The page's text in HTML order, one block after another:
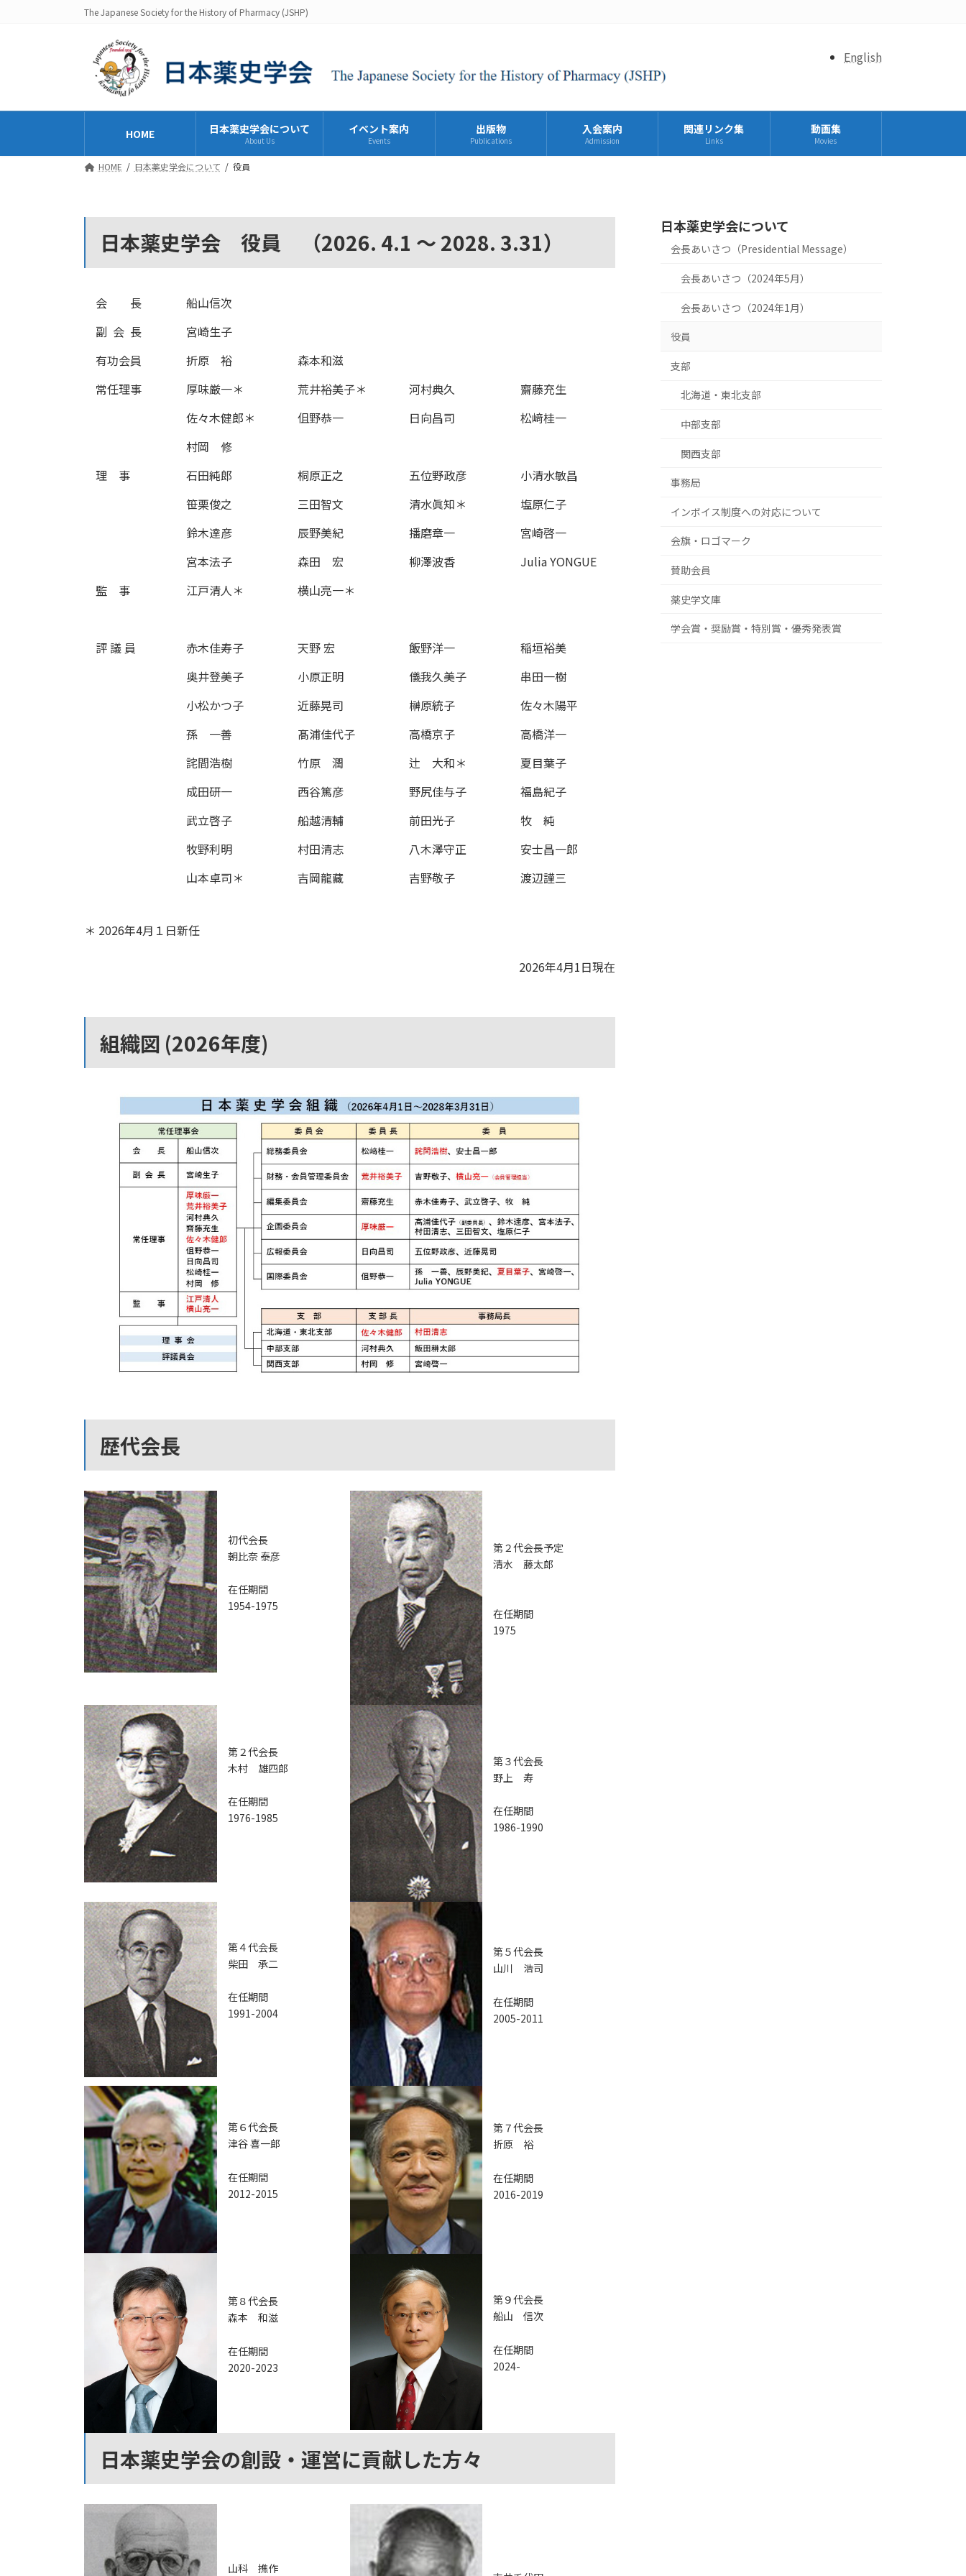
ス
ン
The Japanese Society for the History of Pharmacy (JSHP)
English
HOME 日本薬史学会について
About Us
イベント案内
Events
出版物
Publications
入会案内
Admission
関連リンク集
Links
動画集
Movies
HOME 日本薬史学会について 役員
日本薬史学会 役員 （2026. 4.1 ～ 2028. 3.31）
会 長
船山信次
副 会 長
宮崎生子
有功会員
折原 裕
森本和滋
常任理事
厚味厳一＊ 荒井裕美子＊ 河村典久
齋藤充生
佐々木健郎＊
伹野恭一 日向昌司
松﨑桂一
村岡 修
理 事
石田純郎 桐原正之 五位野政彦
小清水敏昌
笹栗俊之
三田智文 清水眞知＊
塩原仁子
鈴木達彦
辰野美紀 播磨章一
宮崎啓一
宮本法子
森田 宏 柳澤波香
Julia YONGUE
監 事
江戸清人＊ 横山亮一＊
評 議 員 赤木佳寿子 天野 宏 飯野洋一
稲垣裕美
奥井登美子
小原正明 儀我久美子
串田一樹
小松かつ子
近藤晃司 榊原統子
佐々木陽平
孫 一善
髙浦佳代子 高橋京子
高橋洋一
詫間浩樹
竹原 潤 辻 大和＊
夏目葉子
成田研一
西谷篤彦 野尻佳与子
福島紀子
武立啓子
船越清輔 前田光子
牧 純
牧野利明
村田清志 八木澤守正
安士昌一郎
山本卓司＊
吉岡龍藏 吉野敬子 渡辺謹三
＊ 2026年4月１日新任
2026年4月1日現在
組織図 (2026年度)
歴代会長
初代会長
朝比奈 泰彦
在任期間
1954-1975
第２代会長予定
清水 藤太郎
在任期間
1975
第２代会長
木村 雄四郎
在任期間
1976-1985
第３代会長
野上 寿
在任期間
1986-1990
第４代会長
柴田 承二
在任期間
1991-2004
第５代会長
山川 浩司
在任期間
2005-2011
第６代会長
津谷 喜一郎
在任期間
2012-2015
第７代会長
折原 裕
在任期間
2016-2019
第８代会長
森本 和滋
在任期間
2020-2023
第９代会長
船山 信次
在任期間
2024-
日本薬史学会の創設・運営に貢献した方々
山科 撨作
日本薬史学会について
会長あいさつ（Presidential Message）
会長あいさつ（2024年5月）
会長あいさつ（2024年1月）
役員
支部
北海道・東北支部
中部支部
関西支部
事務局
インボイス制度への対応について
会旗・ロゴマーク
賛助会員
薬史学文庫
学会賞・奨励賞・特別賞・優秀発表賞